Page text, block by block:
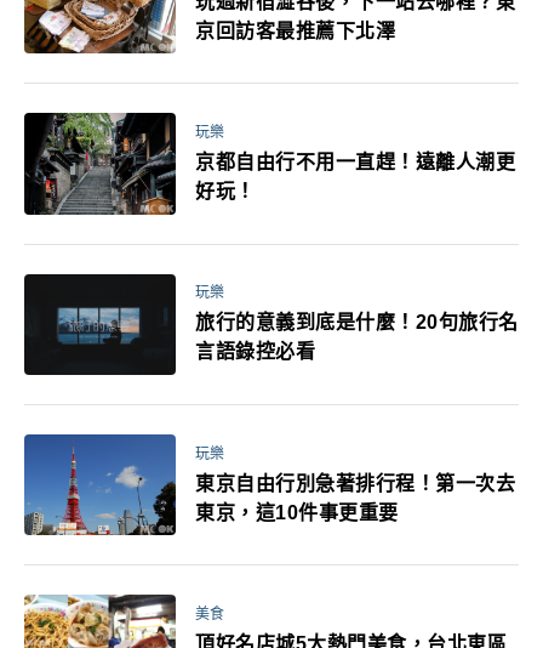
京回訪客最推薦下北澤
玩樂
京都自由行不用一直趕！遠離人潮更
好玩！
玩樂
旅行的意義到底是什麼！20句旅行名
言語錄控必看
玩樂
東京自由行別急著排行程！第一次去
東京，這10件事更重要
美食
頂好名店城5大熱門美食，台北東區